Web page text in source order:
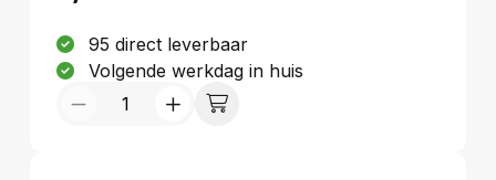
helderheid en precisie. Inclusief een handige
ophangetui, is deze winkelhaak ideaal voor
zowel hobbyisten als professionals in
tekenmateriaal en hobbyartikelen.
95 direct leverbaar
Volgende werkdag in huis